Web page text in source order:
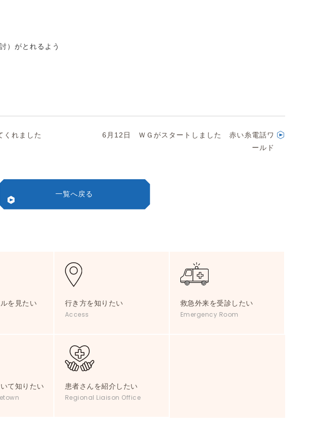
）がとれるよう
れました
6月12日 ＷＧがスタートしました 赤い糸電話ワ
ールド
一覧へ戻る
を見たい 行き方を知りたい
Access
救急外来を受診したい
Emergency Room
て知りたい 患者さんを紹介したい
Regional Liaison Office